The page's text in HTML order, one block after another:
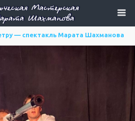
— спектакль Марата Шахманова